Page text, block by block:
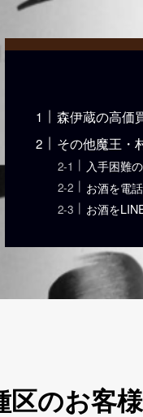
森伊蔵の高価
その他魔王・
入手困難
お酒を電
お酒を
区のお客